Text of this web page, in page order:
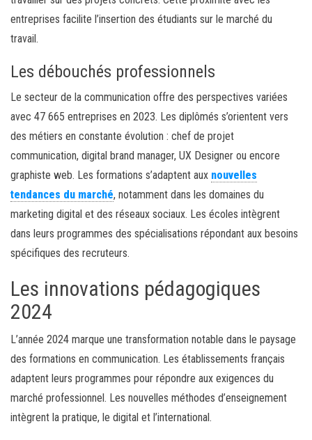
entreprises facilite l’insertion des étudiants sur le marché du
travail.
Les débouchés professionnels
Le secteur de la communication offre des perspectives variées
avec 47 665 entreprises en 2023. Les diplômés s’orientent vers
des métiers en constante évolution : chef de projet
communication, digital brand manager, UX Designer ou encore
graphiste web. Les formations s’adaptent aux nouvelles
tendances du marché, notamment dans les domaines du
marketing digital et des réseaux sociaux. Les écoles intègrent
dans leurs programmes des spécialisations répondant aux besoins
spécifiques des recruteurs.
Les innovations pédagogiques
2024
L’année 2024 marque une transformation notable dans le paysage
des formations en communication. Les établissements français
adaptent leurs programmes pour répondre aux exigences du
marché professionnel. Les nouvelles méthodes d’enseignement
intègrent la pratique, le digital et l’international.